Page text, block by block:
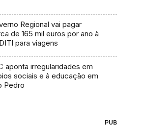
Regional vai pagar
de 165 mil euros por ano à
para viagens
aponta irregularidades em
sociais e à educação em
Pedro
PUB